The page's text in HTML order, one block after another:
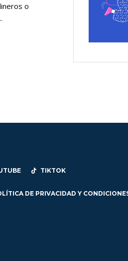
o
TIKTOK
DE PRIVACIDAD Y